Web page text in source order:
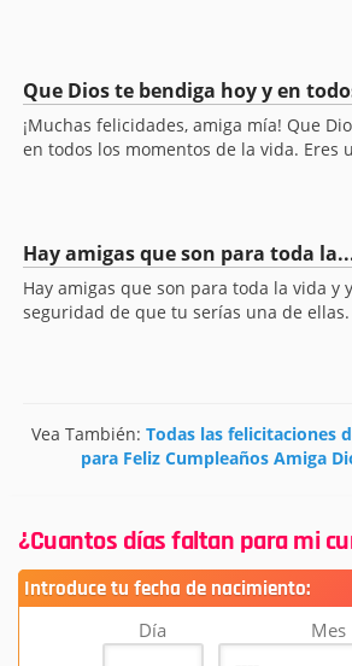
Que Dios te bendiga hoy y en
¡Muchas felicidades, amiga mía! Que
en todos los momentos de la vida. Eres
Hay amigas que son para toda
Hay amigas que son para toda la vida y
seguridad de que tu serías una de ellas.
Vea También: Todas las felicitaciones
para Feliz Cumpleaños Amiga
¿Cuantos días faltan para mi
Introduce tu fecha de nacimiento:
Día Mes